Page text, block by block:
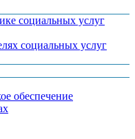
социальных услуг
социальных услуг
обеспечение